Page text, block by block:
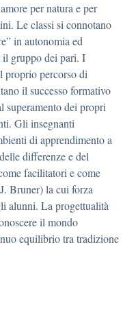
per natura e per
Le classi si connotano
in autonomia ed
il gruppo dei pari. I
proprio percorso di
il successo formativo
dei propri
Gli insegnanti
di apprendimento a
differenze e del
facilitatori e come
Bruner) la cui forza
alunni. La progettualità
il mondo
equilibrio tra tradizione